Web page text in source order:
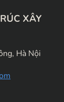
XÂY
Hà Nội